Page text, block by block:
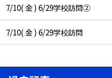
7/10( 金 ) 6/29学校訪問②
7/10( 金 ) 6/29学校訪問